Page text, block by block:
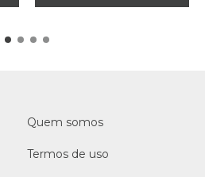
Quem somos
Termos de uso